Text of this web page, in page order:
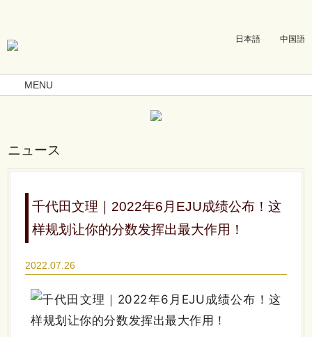
日本語 中国語
MENU
ニュース
千代田文理｜2022年6月EJU成绩公布！这
样规划让你的分数发挥出最大作用！
2022.07.26